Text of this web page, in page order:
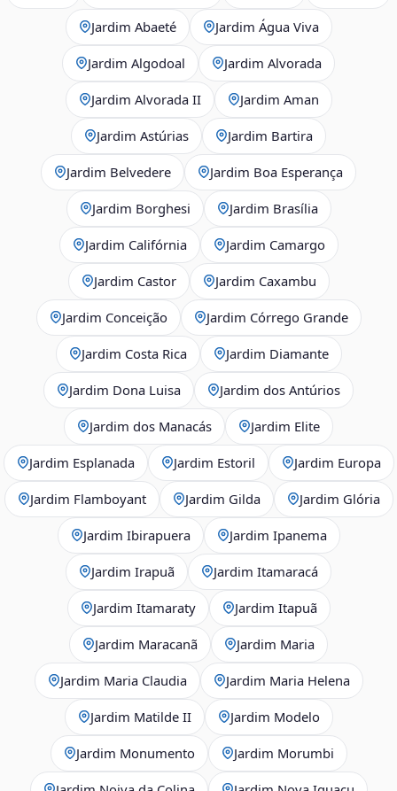
Jardim Abaeté Jardim Água Viva
Jardim Algodoal Jardim Alvorada
Jardim Alvorada II Jardim Aman
Jardim Astúrias Jardim Bartira
Jardim Belvedere Jardim Boa Esperança
Jardim Borghesi Jardim Brasília
Jardim Califórnia Jardim Camargo
Jardim Castor Jardim Caxambu
Jardim Conceição Jardim Córrego Grande
Jardim Costa Rica Jardim Diamante
Jardim Dona Luisa Jardim dos Antúrios
Jardim dos Manacás Jardim Elite
Jardim Esplanada Jardim Estoril Jardim Europa
Jardim Flamboyant Jardim Gilda Jardim Glória
Jardim Ibirapuera Jardim Ipanema
Jardim Irapuã Jardim Itamaracá
Jardim Itamaraty Jardim Itapuã
Jardim Maracanã Jardim Maria
Jardim Maria Claudia Jardim Maria Helena
Jardim Matilde II Jardim Modelo
Jardim Monumento Jardim Morumbi